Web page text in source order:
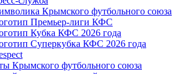
Крымского футбольного союза
Премьер-лиги КФС
Кубка КФС 2026 года
Суперкубка КФС 2026 года
Крымского футбольного союза